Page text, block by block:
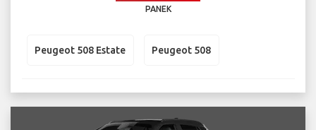
PANEK
Peugeot 508 Estate Peugeot 508